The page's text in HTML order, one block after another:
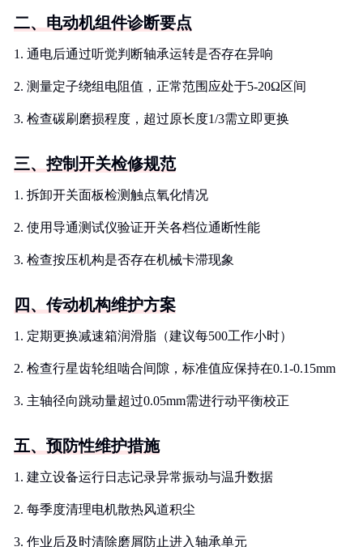
二、电动机组件诊断要点
1. 通电后通过听觉判断轴承运转是否存在异响
2. 测量定子绕组电阻值，正常范围应处于5-20Ω区间
3. 检查碳刷磨损程度，超过原长度1/3需立即更换
三、控制开关检修规范
1. 拆卸开关面板检测触点氧化情况
2. 使用导通测试仪验证开关各档位通断性能
3. 检查按压机构是否存在机械卡滞现象
四、传动机构维护方案
1. 定期更换减速箱润滑脂（建议每500工作小时）
2. 检查行星齿轮组啮合间隙，标准值应保持在0.1-0.15mm
3. 主轴径向跳动量超过0.05mm需进行动平衡校正
五、预防性维护措施
1. 建立设备运行日志记录异常振动与温升数据
2. 每季度清理电机散热风道积尘
3. 作业后及时清除磨屑防止进入轴承单元